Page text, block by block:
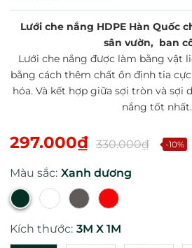
Lưới che nắng HDPE Hàn Quốc
sân vườn, ban
Lưới che nắng được làm bằng vật
bằng cách thêm chất ổn định tia
hóa. Và kết hợp giữa sợi tròn và sợi
nắng tốt nhất.
297.000₫ 330.000₫ -10%
Màu sắc: Xanh dương
Kích thước: 3M X 1M